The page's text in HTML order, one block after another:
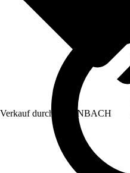
Verkauf durch: HORNBACH